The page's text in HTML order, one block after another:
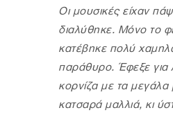
Οι μουσικές είχαν
διαλύθηκε. Μόνο το
κατέβηκε πολύ
παράθυρο. Έφεξε για
κορνίζα με τα μεγάλα
κατσαρά μαλλιά, κι